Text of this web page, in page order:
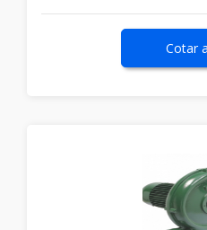
Cotar